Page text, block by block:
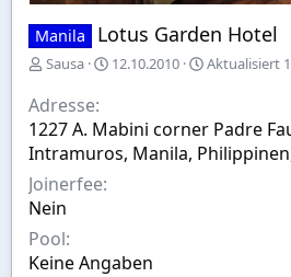
Manila Lotus Garden Hotel
E
s
t
e
l
l
t
v
o
n
Sausa
A
w
a
h
12.10.2010 Aktualisiert
Adresse
1227 A. Mabini corner Padre
Intramuros, Manila,
Joinerfee
Nein
Pool
Keine Angaben